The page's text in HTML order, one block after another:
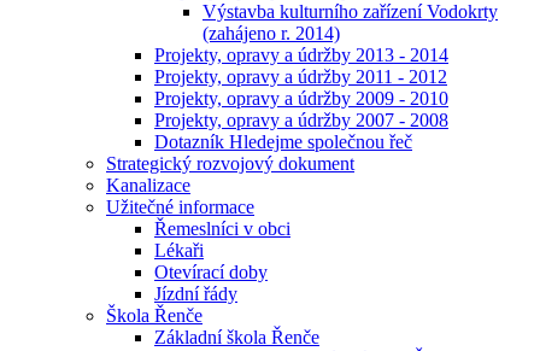
Výstavba kulturního zařízení Vodokrty
(zahájeno r. 2014)
Projekty, opravy a údržby 2013 - 2014
Projekty, opravy a údržby 2011 - 2012
Projekty, opravy a údržby 2009 - 2010
Projekty, opravy a údržby 2007 - 2008
Dotazník Hledejme společnou řeč
Strategický rozvojový dokument
Kanalizace
Užitečné informace
Řemeslníci v obci
Lékaři
Otevírací doby
Jízdní řády
Škola Řenče
Základní škola Řenče